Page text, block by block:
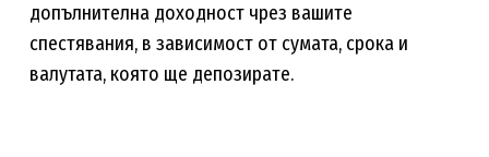
допълнителна доходност чрез вашите
спестявания, в зависимост от сумата, срока и
валутата, която ще депозирате.